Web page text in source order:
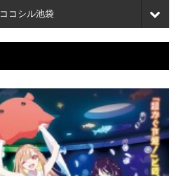
ココシル池袋